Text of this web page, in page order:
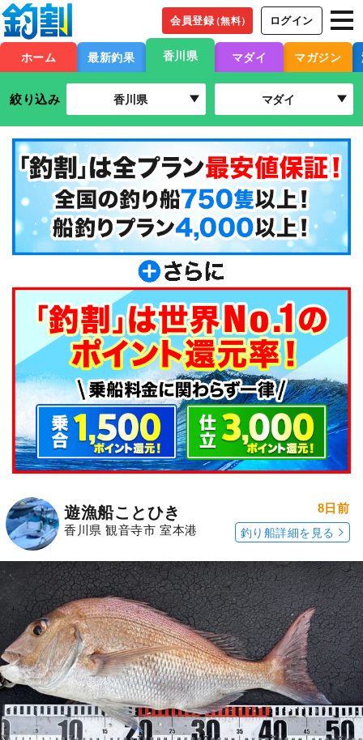
会員登録（無料） ログイン
ホーム 最新釣果 香川県 マダイ マガジン
絞り込み 香川県 マダイ
遊漁船ことひき
香川県 観音寺市 室本港
8日前
釣り船詳細を見る